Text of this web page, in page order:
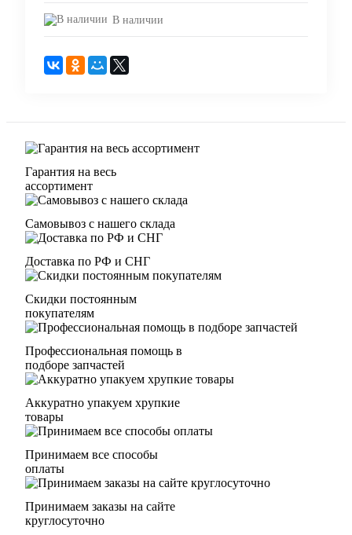
В наличии
Гарантия на весь
ассортимент
Самовывоз с нашего склада
Доставка по РФ и СНГ
Скидки постоянным
покупателям
Профессиональная помощь в
подборе запчастей
Аккуратно упакуем хрупкие
товары
Принимаем все способы
оплаты
Принимаем заказы на сайте
круглосуточно